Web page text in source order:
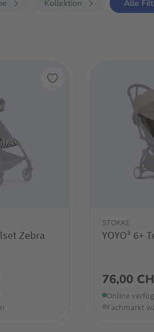
Kollektion Alle
Zebra
STOKKE
YOYO³ 6+
76,00
Online
Fachmarkt